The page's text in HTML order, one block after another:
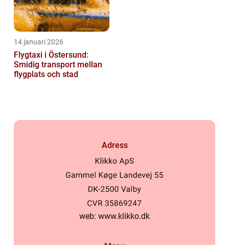
14 januari 2026
Flygtaxi i Östersund:
Smidig transport mellan
flygplats och stad
Adress
web: www.klikko.dk